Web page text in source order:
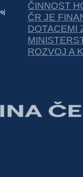
ČINNOST
ČR JE
DOTACEMI
ROZVOJ A